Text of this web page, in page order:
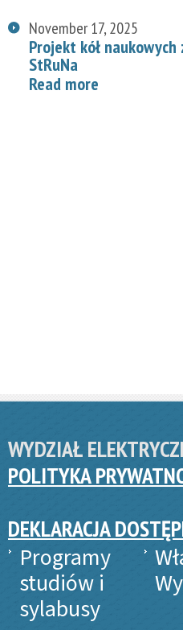
November 17, 2025
Projekt kół
StRuNa
Read more
WYDZIAŁ
POLITYKA
DEKLARACJA
Programy
studiów i
sylabusy